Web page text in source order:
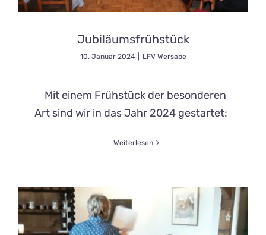
Jubiläumsfrühstück
10. Januar 2024 LFV Wersabe
Mit einem Frühstück der besonderen
Art sind wir in das Jahr 2024 gestartet:
Weiterlesen